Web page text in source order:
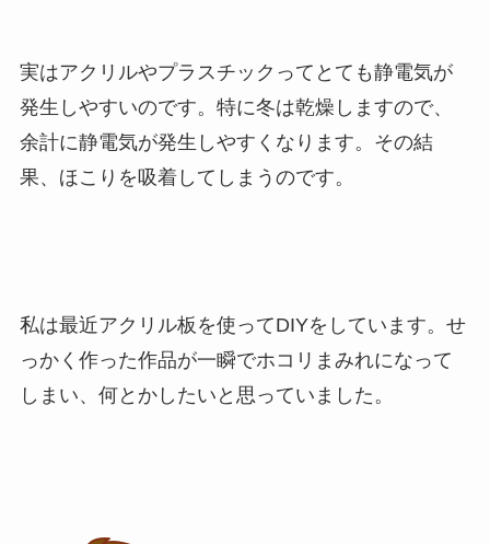
実はアクリルやプラスチックってとても静電気が
発生しやすいのです。特に冬は乾燥しますので、
余計に静電気が発生しやすくなります。その結
果、ほこりを吸着してしまうのです。
私は最近アクリル板を使ってDIYをしています。せ
っかく作った作品が一瞬でホコリまみれになって
しまい、何とかしたいと思っていました。